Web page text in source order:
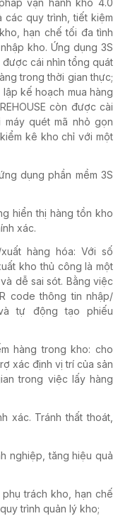
vận hành kho 4.0
các quy trình, tiết kiệm
hạn chế tối đa tình
kho. Ứng dụng 3S
được cái nhìn tổng quát
trong thời gian thực;
kế hoạch mua hàng
còn được cài
máy quét mã nhỏ gọn
kê kho chỉ với một
dụng phần mềm 3S
hiển thị hàng tồn kho
xác.
hàng hóa: Với số
kho thủ công là một
dễ sai sót. Bằng việc
code thông tin nhập/
tự động tạo phiếu
hàng trong kho: cho
xác định vị trí của sản
trong việc lấy hàng
xác. Tránh thất thoát,
nghiệp, tăng hiệu quả
trách kho, hạn chế
trình quản lý kho;